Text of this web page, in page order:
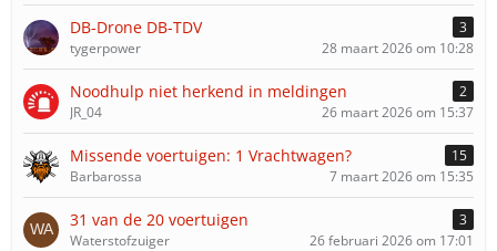
DB-Drone DB-TDV
3
tygerpower
28 maart 2026 om 10:28
Noodhulp niet herkend in meldingen
2
JR_04
26 maart 2026 om 15:37
Missende voertuigen: 1 Vrachtwagen?
15
Barbarossa
7 maart 2026 om 15:35
31 van de 20 voertuigen
3
Waterstofzuiger
26 februari 2026 om 17:01